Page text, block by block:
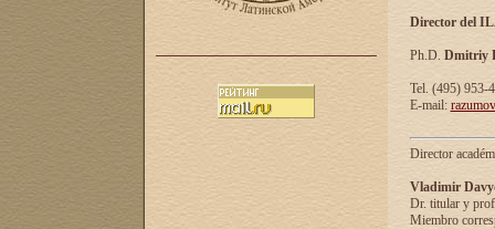
Director del
Ph.D. Dmitriy
Tel. (495) 953-
E-mail:
Director
Vladimir
Dr. titular y
Miembro